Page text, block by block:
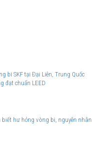
bi SKF tại Đại Liên, Trung Quốc
đạt chuẩn LEED
hư hỏng vòng bi, nguyên nhân